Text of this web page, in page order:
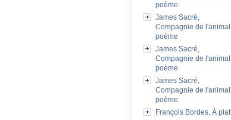
poème
James Sacré,
Compagnie de l'animal
poème
James Sacré,
Compagnie de l'animal
poème
James Sacré,
Compagnie de l'animal
poème
François Bordes, À plat